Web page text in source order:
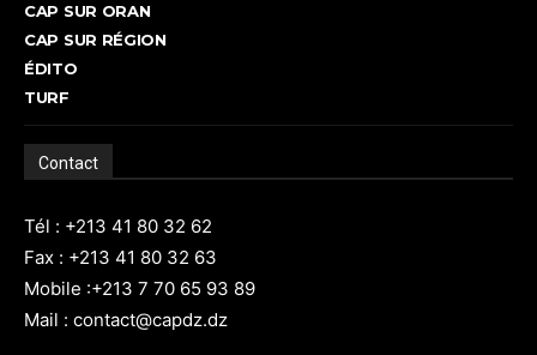
CAP SUR ORAN
CAP SUR RÉGION
ÉDITO
TURF
Contact
Tél : +213 41 80 32 62
Fax : +213 41 80 32 63
Mobile :+213 7 70 65 93 89
Mail : contact@capdz.dz